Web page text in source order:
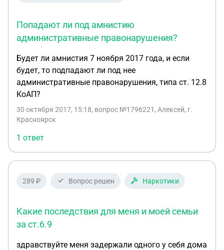
Попадают ли под амнистию
административные правонарушения?
Будет ли амнистия 7 ноября 2017 года, и если
будет, то подпадают ли под нее
административные правонарушения, типа ст. 12.8
КоАП?
30 октября 2017, 15:18, вопрос №1796221, Алексей, г.
Красноярск
1 ответ
289 ₽ Вопрос решен Наркотики
Какие последствия для меня и моей семьи
за ст.6.9
здравствуйте меня задержали одного у себя дома